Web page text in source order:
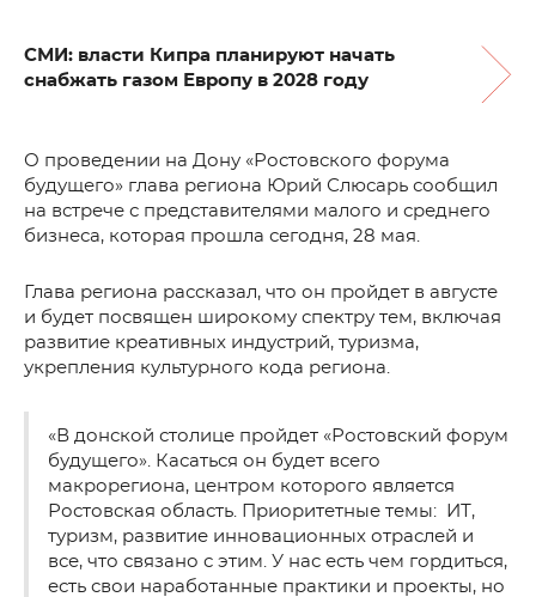
СМИ: власти Кипра планируют начать
снабжать газом Европу в 2028 году
О проведении на Дону «Ростовского форума
будущего» глава региона Юрий Слюсарь сообщил
на встрече с представителями малого и среднего
бизнеса, которая прошла сегодня, 28 мая.
Глава региона рассказал, что он пройдет в августе
и будет посвящен широкому спектру тем, включая
развитие креативных индустрий, туризма,
укрепления культурного кода региона.
«В донской столице пройдет «Ростовский форум
будущего». Касаться он будет всего
макрорегиона, центром которого является
Ростовская область. Приоритетные темы: ИТ,
туризм, развитие инновационных отраслей и
все, что связано с этим. У нас есть чем гордиться,
есть свои наработанные практики и проекты, но